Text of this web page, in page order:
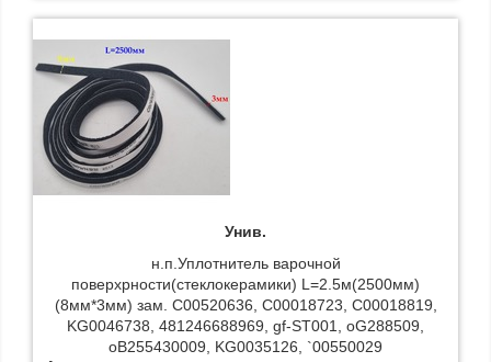
Унив.
н.п.Уплотнитель варочной
поверхрности(стеклокерамики) L=2.5м(2500мм)
(8мм*3мм) зам. C00520636, C00018723, C00018819,
KG0046738, 481246688969, gf-ST001, oG288509,
oB255430009, KG0035126, `00550029